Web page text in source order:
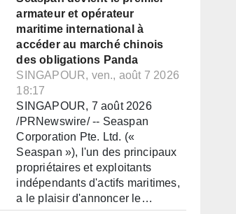
armateur et opérateur
maritime international à
accéder au marché chinois
des obligations Panda
SINGAPOUR, ven., août 7 2026
18:17
SINGAPOUR, 7 août 2026
/PRNewswire/ -- Seaspan
Corporation Pte. Ltd. («
Seaspan »), l'un des principaux
propriétaires et exploitants
indépendants d'actifs maritimes,
a le plaisir d'annoncer le…